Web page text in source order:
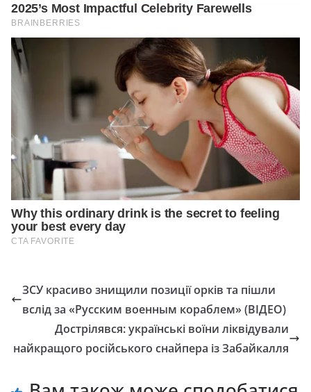
ЗСУ красиво знищили позиції орків та пішли
вслід за «Русским военным кораблем» (ВІДЕО)
Дострілявся: українські воїни ліквідували
найкращого російського снайпера із Забайкалля